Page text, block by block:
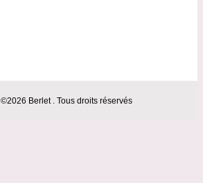
©2026 Berlet . Tous droits réservés